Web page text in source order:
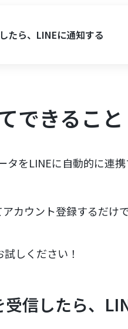
たら、LINEに通知する
できること
をLINEに自動的に連
カウント登録するだけ
しください！
信したら、